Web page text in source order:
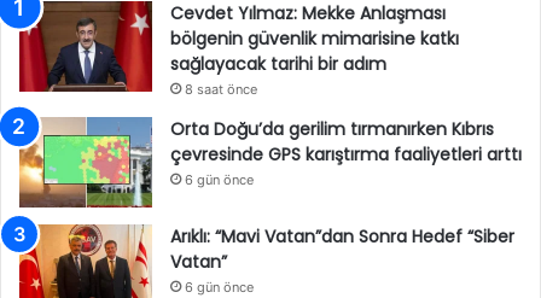
Cevdet Yılmaz: Mekke Anlaşması
bölgenin güvenlik mimarisine katkı
sağlayacak tarihi bir adım
8 saat önce
Orta Doğu’da gerilim tırmanırken Kıbrıs
çevresinde GPS karıştırma faaliyetleri arttı
6 gün önce
Arıklı: “Mavi Vatan”dan Sonra Hedef “Siber
Vatan”
6 gün önce